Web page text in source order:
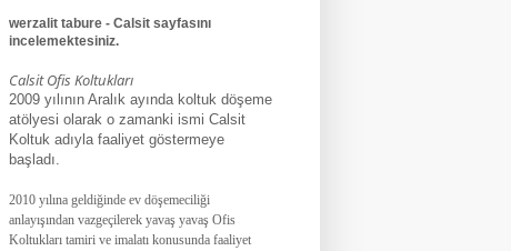
werzalit tabure - Calsit sayfasını
incelemektesiniz.
Calsit Ofis Koltukları
2009 yılının Aralık ayında koltuk döşeme
atölyesi olarak o zamanki ismi Calsit
Koltuk adıyla faaliyet göstermeye
başladı.
2010 yılına geldiğinde ev döşemeciliği
anlayışından vazgeçilerek yavaş yavaş Ofis
Koltukları tamiri ve imalatı konusunda faaliyet